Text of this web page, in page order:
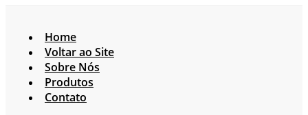
Home
Voltar ao Site
Sobre Nós
Produtos
Contato